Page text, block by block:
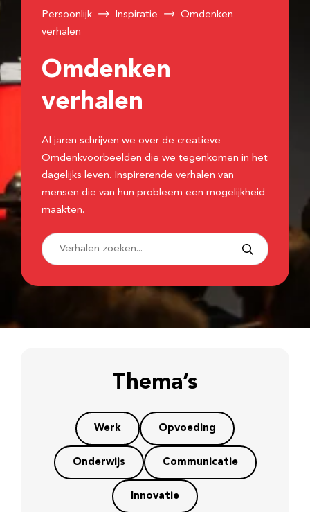
Persoonlijk Inspiratie
Omdenken
verhalen
Omdenken
verhalen
Al jaren schrijven we over de creatieve
Omdenkvoorbeelden die we tegenkomen in het
dagelijks leven. Inspirerende verhalen van
mensen die van hun probleem een mogelijkheid
maakten.
Thema’s
Werk Opvoeding
Onderwijs Communicatie
Innovatie